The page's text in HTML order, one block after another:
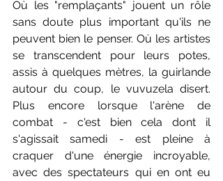
Où les "remplaçants" jouent un rôle
sans doute plus important qu'ils ne
peuvent bien le penser. Où les artistes
se transcendent pour leurs potes,
assis à quelques mètres, la guirlande
autour du coup, le vuvuzela disert.
Plus encore lorsque l'arène de
combat - c'est bien cela dont il
s'agissait samedi - est pleine à
craquer d'une énergie incroyable,
avec des spectateurs qui en ont eu